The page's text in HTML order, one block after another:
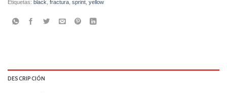
Etiquetas: black fractura sprint yellow
DESCRIPCIÓN